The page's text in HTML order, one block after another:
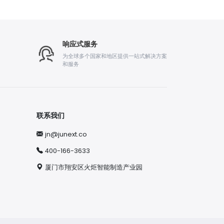
响应式服务
为全球多个国家和地区提供一站式解决方案
和服务
联系我们
jn@junext.co
400-166-3633
厦门市翔安区火炬智能制造产业园